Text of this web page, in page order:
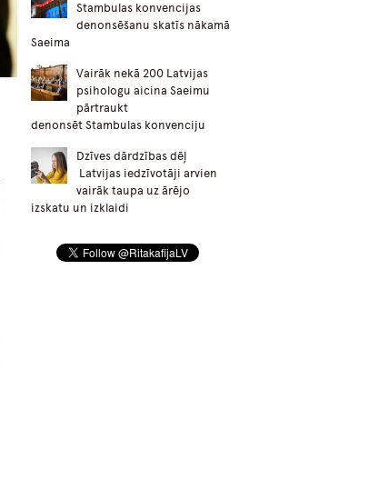
Stambulas konvencijas
denonsēšanu skatīs nākamā
Saeima
Vairāk nekā 200 Latvijas
psihologu aicina Saeimu
pārtraukt
denonsēt Stambulas konvenciju
Dzīves dārdzības dēļ
Latvijas iedzīvotāji arvien
vairāk taupa uz ārējo
izskatu un izklaidi